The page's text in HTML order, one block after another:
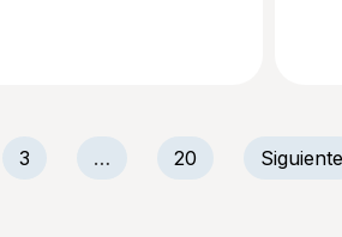
3 … 20 Siguiente